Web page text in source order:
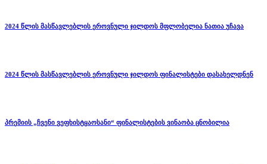
2024 წლის მასწავლებლის ეროვნული ჯილდოს მფლობელია ნათია უჩავა
2024 წლის მასწავლებლის ეროვნული ჯილდოს ფინალისტები დასახელდნენ
პრემიის „ჩვენი ვეფხისტყაოსანი“ ფინალისტების ვინაობა ცნობილია